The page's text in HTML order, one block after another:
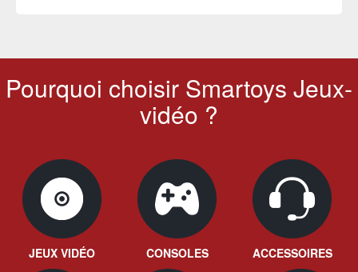
Pourquoi choisir Smartoys Jeux-
vidéo ?
JEUX VIDÉO CONSOLES ACCESSOIRES